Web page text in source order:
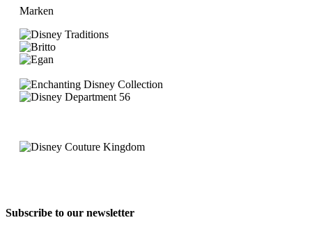
Marken
Subscribe to our newsletter